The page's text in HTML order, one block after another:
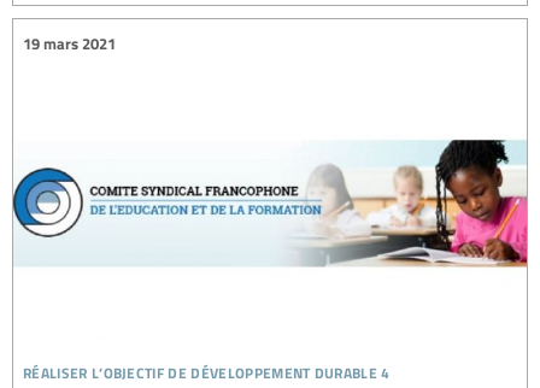
réaliser l’objectif de développement durable 4
19 mars 2021